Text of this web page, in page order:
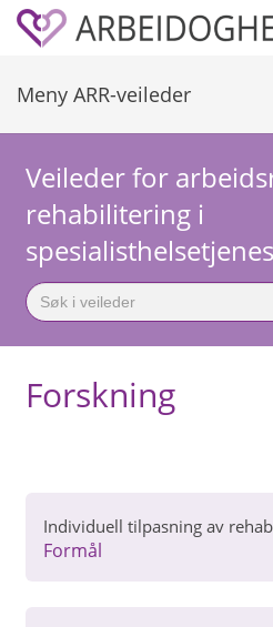
Meny ARR-veileder
Veileder for
rehabilitering i
Search
for:
Forskning
Individuell tilpasning av
Formål